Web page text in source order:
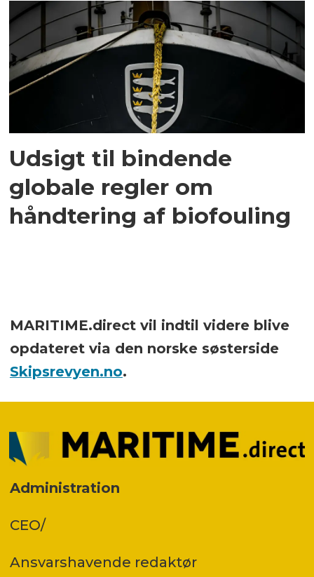
Udsigt til bindende
globale regler om
håndtering af biofouling
MARITIME.direct vil indtil videre blive
opdateret via den norske søsterside
Skipsrevyen.no.
Administration
CEO/
Ansvars­havende redaktør